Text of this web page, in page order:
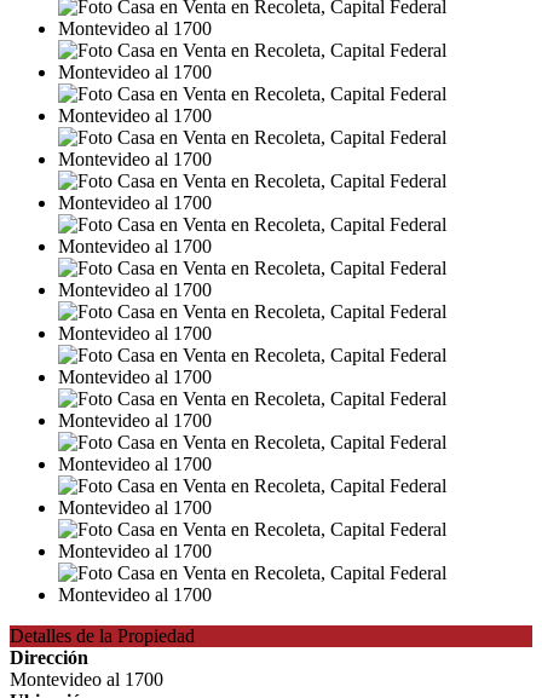
Detalles de la Propiedad
Dirección
Montevideo al 1700